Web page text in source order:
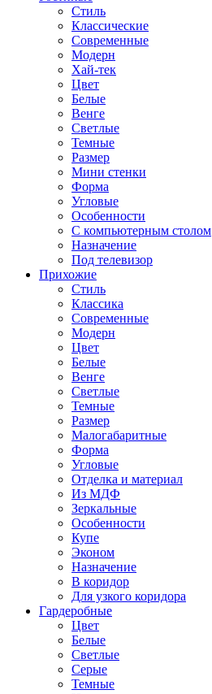
Стиль
Классические
Современные
Модерн
Хай-тек
Цвет
Белые
Венге
Светлые
Темные
Размер
Мини стенки
Форма
Угловые
Особенности
С компьютерным столом
Назначение
Под телевизор
Прихожие
Стиль
Классика
Современные
Модерн
Цвет
Белые
Венге
Светлые
Темные
Размер
Малогабаритные
Форма
Угловые
Отделка и материал
Из МДФ
Зеркальные
Особенности
Купе
Эконом
Назначение
В коридор
Для узкого коридора
Гардеробные
Цвет
Белые
Светлые
Серые
Темные